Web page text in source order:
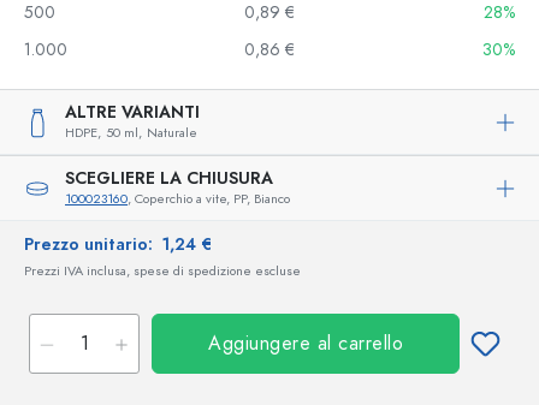
500
0,89 €
28%
1.000
0,86 € 30%
ALTRE VARIANTI
HDPE, 50 ml, Naturale
SCEGLIERE LA CHIUSURA
100023160, Coperchio a vite, PP, Bianco
Prezzo unitario: 1,24 €
Prezzi IVA inclusa, spese di spedizione escluse
Aggiungere al carrello